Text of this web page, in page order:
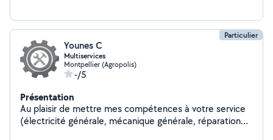
Particulier
Younes C
Multiservices
Montpellier (Agropolis)
-/5
Présentation
Au plaisir de mettre mes compétences à votre service
(électricité générale, mécanique générale, réparation